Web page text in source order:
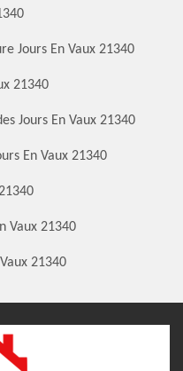
Jours En Vaux 21340
21340
Jours En Vaux 21340
En Vaux 21340
Vaux 21340
21340